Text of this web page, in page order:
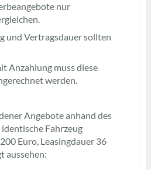
nur
und Vertragsdauer sollten
Anzahlung muss diese
werden.
Angebote anhand des
Fahrzeug
Euro, Leasingdauer 36
aussehen: